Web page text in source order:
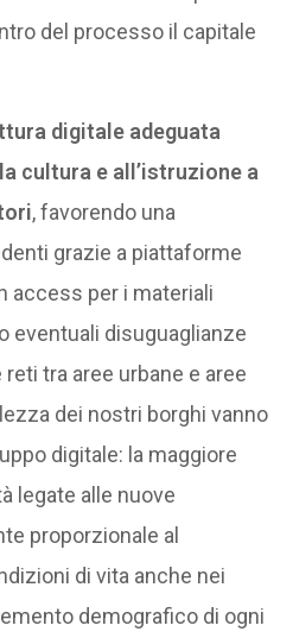
del processo il capitale
digitale adeguata
cultura e all’istruzione a
, favorendo una
grazie a piattaforme
access per i materiali
eventuali disuguaglianze
tra aree urbane e aree
dei nostri borghi vanno
digitale: la maggiore
legate alle nuove
proporzionale al
di vita anche nei
demografico di ogni